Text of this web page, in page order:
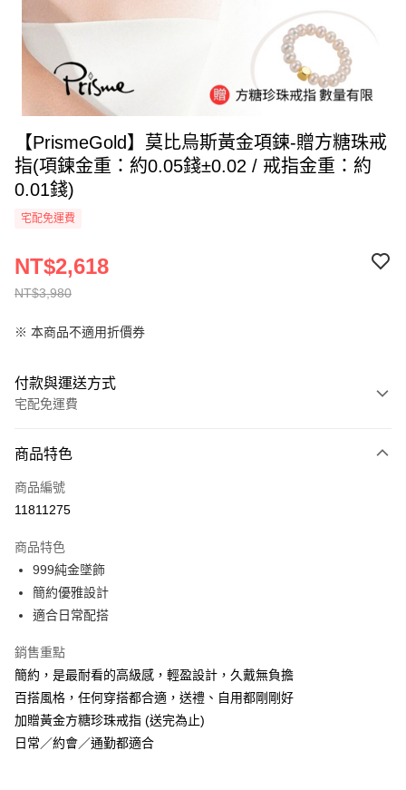
【PrismeGold】莫比烏斯黃金項鍊-贈方糖珠戒
指(項鍊金重：約0.05錢±0.02 / 戒指金重：約
0.01錢)
宅配免運費
NT$3,980
NT$2,618
※ 本商品不適用折價券
付款與運送方式
宅配免運費
全家線上支付
運送方式
本島宅配-活動商品
免運費
離島宅配-常溫商品
免運費
商品特色
商品編號
11811275
商品特色
999純金墜飾
簡約優雅設計
適合日常配搭
銷售重點
簡約，是最耐看的高級感，輕盈設計，久戴無負擔
百搭風格，任何穿搭都合適，送禮、自用都剛剛好
加贈黃金方糖珍珠戒指 (送完為止)
日常／約會／通勤都適合